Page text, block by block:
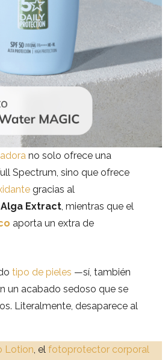
no solo ofrece una
Spectrum, sino que ofrece
gracias al
Extract, mientras que el
aporta un extra de
tipo de pieles —sí, también
un acabado sedoso que se
Literalmente, desaparece al
Lotion, el fotoprotector corporal